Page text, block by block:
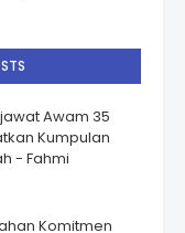
Awam 35
Kumpulan
- Fahmi
Komitmen